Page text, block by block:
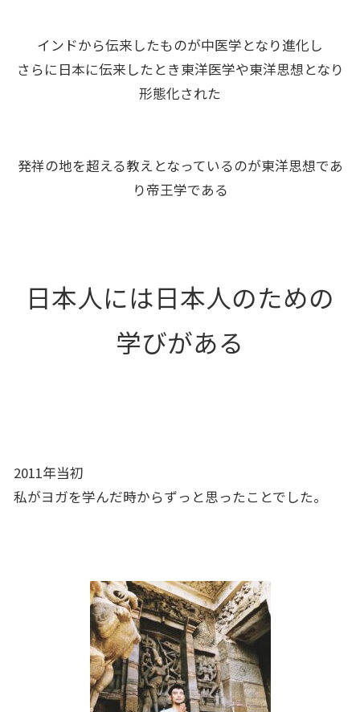
インドから伝来したものが中医学となり進化し
さらに日本に伝来したとき東洋医学や東洋思想となり
形態化された
発祥の地を超える教えとなっているのが東洋思想であ
り帝王学である
日本人には日本人のための
学びがある
2011年当初
私がヨガを学んだ時からずっと思ったことでした。